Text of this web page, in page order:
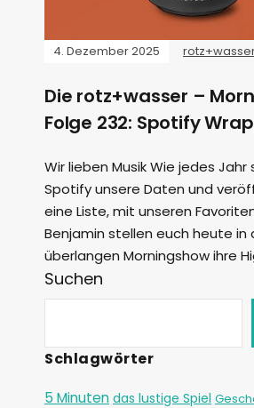
4. Dezember 2025
Die rotz+wasser –
Folge 232: Spotify
Wir lieben Musik Wie jedes
Spotify unsere Daten und
eine Liste, mit unseren
Benjamin stellen euch heute in
überlangen Morningshow ihre
Suchen
Schlagwörter
5 Minuten das lustige Spiel